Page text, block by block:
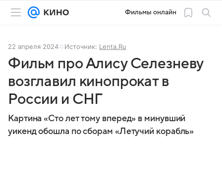
Фильмы онлайн
22 апреля 2024 Источник: Lenta.Ru
Фильм про Алису Селезневу
возглавил кинопрокат в
России и СНГ
Картина «Сто лет тому вперед» в минувший
уикенд обошла по сборам «Летучий корабль»